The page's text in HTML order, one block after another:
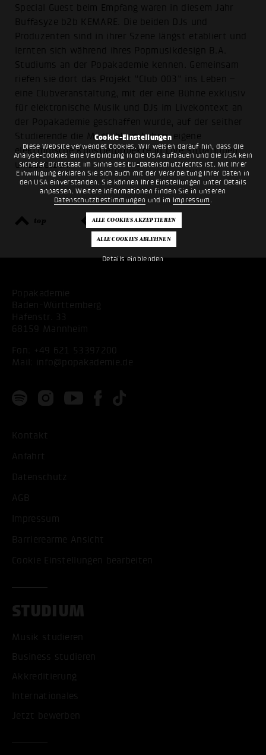
Cookie-Einstellungen
Diese Website verwendet Cookies. Wir weisen darauf hin, dass die
Analyse-Cookies eine Verbindung in die USA aufbauen und die USA kein
sicherer Drittstaat im Sinne des EU-Datenschutzrechts ist. Mit Ihrer
Einwilligung erklären Sie sich auch mit der Verarbeitung Ihrer Daten in
den USA einverstanden. Sie können Ihre Einstellungen unter Details
anpassen. Weitere Informationen finden Sie in unseren
Datenschutzbestimmungen und im Impressum .
Details einblenden
Special Guest beim Empfang waren in diesem Jahr
Buffasyze b2b KEMARE. Die beiden DJs und
Produzenten sind in ihrer Szene längst etabliert und
lernten sich während ihres Popmusikdesign B.A.
Studiums an der Popakademie kennen. Gemeinsam
riefen sie dort das Projekt “Club 003” ins Leben –
eine Clubveranstaltung, mit der eine Bühne exklusiv
für elektronische Musik und DJs im Livekontext an
der Popakademie geschaffen wurde, auf der seither
Studierende die Möglichkeit haben, eigene
elektronische Künstlerprojekte in Live Situationen
umzusetzen.
top zurück
Popakademie
Baden-Württemberg
Hafenstr. 33
68159 Mannheim
Fon:
+49 621 53397200
Mail:
info@popakademie.de
Kontakt
Anfahrt
Datenschutz
AGB
Impressum
Barrierearme Ansicht
Cookie Einstellungen bearbeiten
STUDIUM
Musik studieren
Business studieren
Akkreditierung
Internationales
Jetzt bewerben